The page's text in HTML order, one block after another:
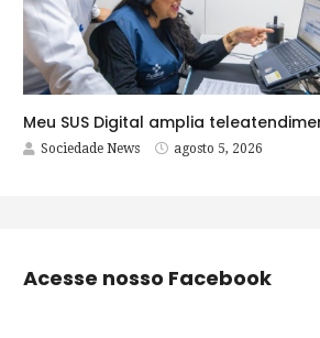
Sociedade News agosto 5, 2026
Acesse nosso Facebook